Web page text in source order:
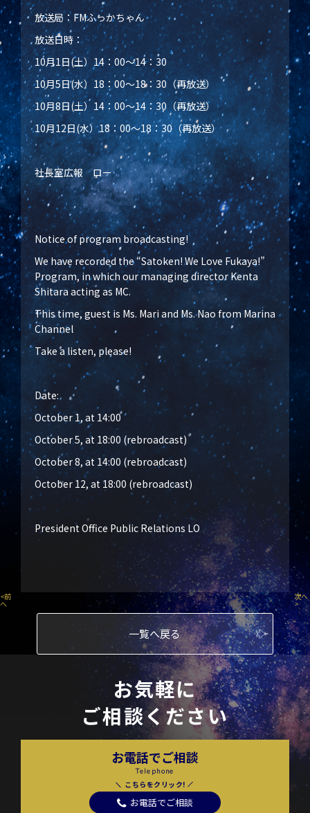
放送局：FMふっかちゃん
放送日時：
10月1日(土）14：00～14：30
10月5日(水）18：00～18：30（再放送）
10月8日(土）14：00～14：30（再放送）
10月12日(水）18：00～18：30（再放送）
社長室広報 ロー
Notice of program broadcasting!
We have recorded the “Satoken! We Love Fukaya!”
Program, in which our managing director Kenta
Shitara acting as MC.
This time, guest is Ms. Mari and Ms. Nao from Marina
Channel
Take a listen, please!
Date:
October 1, at 14:00
October 5, at 18:00 (rebroadcast)
October 8, at 14:00 (rebroadcast)
October 12, at 18:00 (rebroadcast)
President Office Public Relations LO
<前
へ
一覧へ戻る
次へ
>
お気軽に
ご相談ください
お電話でご相談
Telephone
こちらをクリック!
お電話でご相談